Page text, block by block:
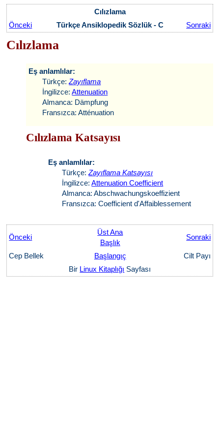
Cılızlama
Önceki
Türkçe Ansiklopedik Sözlük - C Sonraki
Cılızlama
Eş anlamlılar:
Türkçe:Zayıflama
İngilizce:Attenuation
Almanca: Dämpfung
Fransızca: Atténuation
Cılızlama Katsayısı
Eş anlamlılar:
Türkçe:Zayıflama Katsayısı
İngilizce:Attenuation Coefficient
Almanca: Abschwachungskoeffizient
Fransızca: Coefficient d'Affaiblessement
Önceki
Üst Ana
Başlık
Sonraki
Cep Bellek Başlangıç
Cilt Payı
Bir Linux Kitaplığı Sayfası